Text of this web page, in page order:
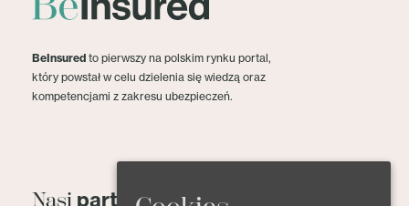
BeInsured to pierwszy na polskim rynku portal,
który powstał w celu dzielenia się wiedzą oraz
kompetencjami z zakresu ubezpieczeń.
Nasi partnerzy